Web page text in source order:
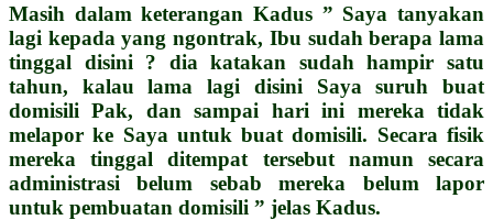
Masih dalam keterangan Kadus ” Saya tanyakan
lagi kepada yang ngontrak, Ibu sudah berapa lama
tinggal disini ? dia katakan sudah hampir satu
tahun, kalau lama lagi disini Saya suruh buat
domisili Pak, dan sampai hari ini mereka tidak
melapor ke Saya untuk buat domisili. Secara fisik
mereka tinggal ditempat tersebut namun secara
administrasi belum sebab mereka belum lapor
untuk pembuatan domisili ” jelas Kadus.